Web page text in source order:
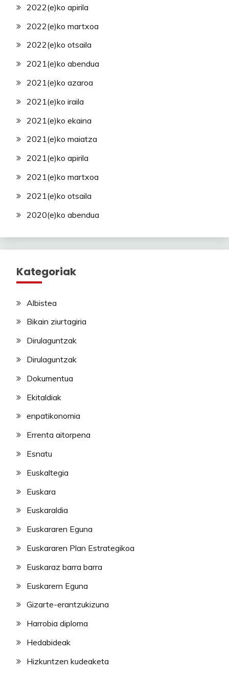
2022(e)ko apirila
2022(e)ko martxoa
2022(e)ko otsaila
2021(e)ko abendua
2021(e)ko azaroa
2021(e)ko iraila
2021(e)ko ekaina
2021(e)ko maiatza
2021(e)ko apirila
2021(e)ko martxoa
2021(e)ko otsaila
2020(e)ko abendua
Kategoriak
Albistea
Bikain ziurtagiria
Dirulaguntzak
Dirulaguntzak
Dokumentua
Ekitaldiak
enpatikonomia
Errenta aitorpena
Esnatu
Euskaltegia
Euskara
Euskaraldia
Euskararen Eguna
Euskararen Plan Estrategikoa
Euskaraz barra barra
Euskarern Eguna
Gizarte-erantzukizuna
Harrobia diploma
Hedabideak
Hizkuntzen kudeaketa